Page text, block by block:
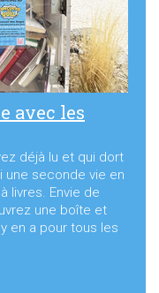
avec les
déjà lu et qui dort
une seconde vie en
livres. Envie de
une boîte et
en a pour tous les